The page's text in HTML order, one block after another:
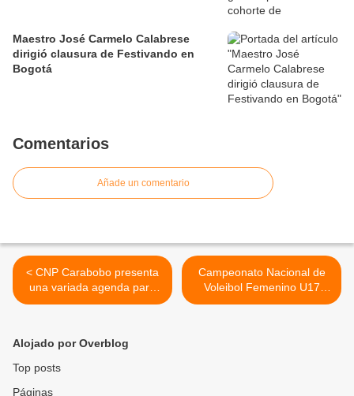
Maestro José Carmelo Calabrese
dirigió clausura de Festivando en
Bogotá
Comentarios
Añade un comentario
< CNP Carabobo presenta
una variada agenda para
celebrar el Mes del
Campeonato Nacional de
Voleibol Femenino U17
inició en Guacara >
Alojado por Overblog
Top posts
Páginas